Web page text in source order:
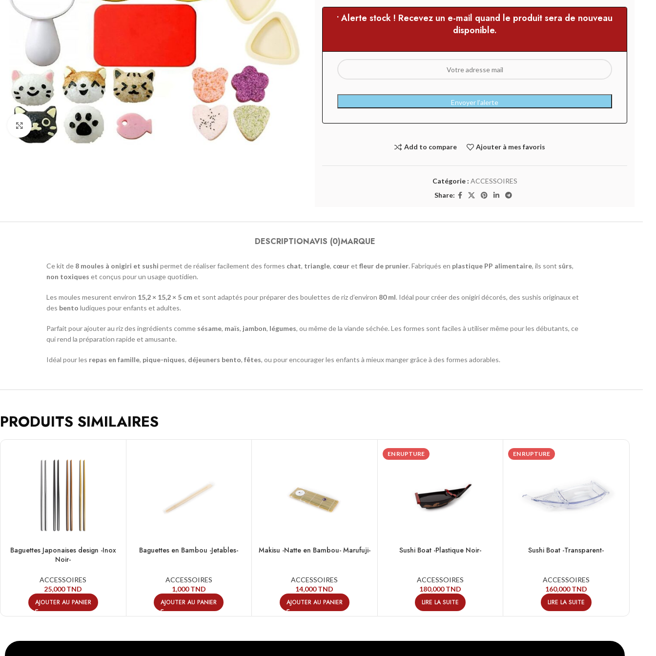
Agrandir
• Alerte stock ! Recevez un e-mail quand le produit sera de nouveau
disponible.
Envoyer l’alerte
Add to compare Ajouter à mes favoris
Catégorie : ACCESSOIRES
Share:
DESCRIPTIONAVIS (0)MARQUE
Ce kit de 8 moules à onigiri et sushi permet de réaliser facilement des formes chat, triangle, cœuret fleur de prunier. Fabriqués en plastique PP alimentaire, ils sont sûrs,
non toxiques et conçus pour un usage quotidien.
Les moules mesurent environ 15,2 × 15,2 × 5 cmet sont adaptés pour préparer des boulettes de riz d’environ 80 ml. Idéal pour créer des onigiri décorés, des sushis originaux et
des bento ludiques pour enfants et adultes.
Parfait pour ajouter au riz des ingrédients comme sésame, maïs, jambon, légumes, ou même de la viande séchée. Les formes sont faciles à utiliser même pour les débutants, ce
qui rend la préparation rapide et amusante.
Idéal pour les repas en famille, pique-niques, déjeuners bento, fêtes, ou pour encourager les enfants à mieux manger grâce à des formes adorables.
PRODUITS SIMILAIRES
Baguettes Japonaises design -Inox
Noir-
ACCESSOIRES
25,000TND
AJOUTER AU PANIER
Baguettes en Bambou -Jetables-
ACCESSOIRES
1,000TND
AJOUTER AU PANIER
Makisu -Natte en Bambou- Marufuji-
ACCESSOIRES
14,000TND
AJOUTER AU PANIER
EN RUPTURE
Sushi Boat -Plastique Noir-
ACCESSOIRES
180,000TND
LIRE LA SUITE
EN RUPTURE
Sushi Boat -Transparent-
ACCESSOIRES
160,000TND
LIRE LA SUITE